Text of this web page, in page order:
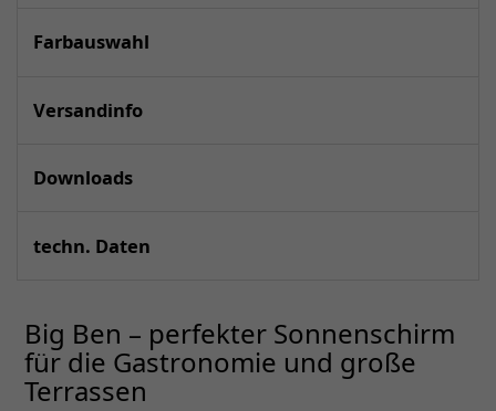
Farbauswahl
Versandinfo
Downloads
techn. Daten
Big Ben – perfekter Sonnenschirm
für die Gastronomie und große
Terrassen